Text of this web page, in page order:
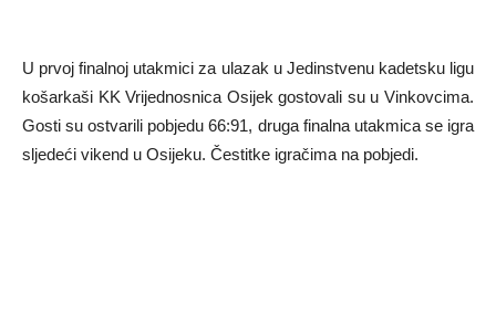
U prvoj finalnoj utakmici za ulazak u Jedinstvenu kadetsku ligu
košarkaši KK Vrijednosnica Osijek gostovali su u Vinkovcima.
Gosti su ostvarili pobjedu 66:91, druga finalna utakmica se igra
sljedeći vikend u Osijeku. Čestitke igračima na pobjedi.